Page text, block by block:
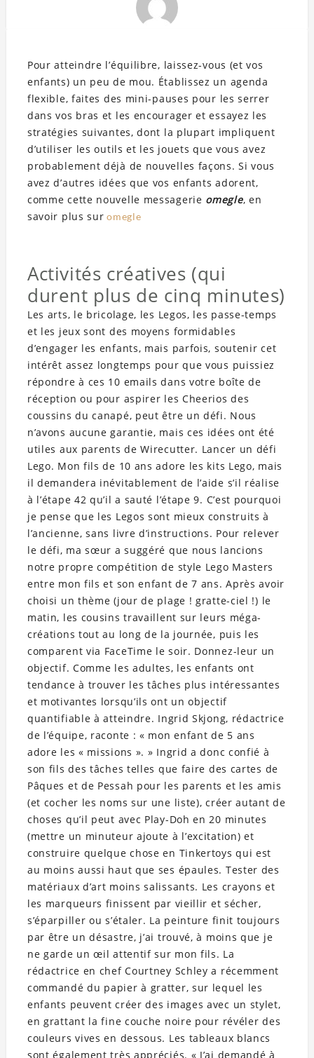
Pour atteindre l’équilibre, laissez-vous (et vos
enfants) un peu de mou. Établissez un agenda
flexible, faites des mini-pauses pour les serrer
dans vos bras et les encourager et essayez les
stratégies suivantes, dont la plupart impliquent
d’utiliser les outils et les jouets que vous avez
probablement déjà de nouvelles façons. Si vous
avez d’autres idées que vos enfants adorent,
comme cette nouvelle messagerie omegle, en
savoir plus sur omegle
Activités créatives (qui
durent plus de cinq minutes)
Les arts, le bricolage, les Legos, les passe-temps
et les jeux sont des moyens formidables
d’engager les enfants, mais parfois, soutenir cet
intérêt assez longtemps pour que vous puissiez
répondre à ces 10 emails dans votre boîte de
réception ou pour aspirer les Cheerios des
coussins du canapé, peut être un défi. Nous
n’avons aucune garantie, mais ces idées ont été
utiles aux parents de Wirecutter. Lancer un défi
Lego. Mon fils de 10 ans adore les kits Lego, mais
il demandera inévitablement de l’aide s’il réalise
à l’étape 42 qu’il a sauté l’étape 9. C’est pourquoi
je pense que les Legos sont mieux construits à
l’ancienne, sans livre d’instructions. Pour relever
le défi, ma sœur a suggéré que nous lancions
notre propre compétition de style Lego Masters
entre mon fils et son enfant de 7 ans. Après avoir
choisi un thème (jour de plage ! gratte-ciel !) le
matin, les cousins travaillent sur leurs méga-
créations tout au long de la journée, puis les
comparent via FaceTime le soir. Donnez-leur un
objectif. Comme les adultes, les enfants ont
tendance à trouver les tâches plus intéressantes
et motivantes lorsqu’ils ont un objectif
quantifiable à atteindre. Ingrid Skjong, rédactrice
de l’équipe, raconte : « mon enfant de 5 ans
adore les « missions ». » Ingrid a donc confié à
son fils des tâches telles que faire des cartes de
Pâques et de Pessah pour les parents et les amis
(et cocher les noms sur une liste), créer autant de
choses qu’il peut avec Play-Doh en 20 minutes
(mettre un minuteur ajoute à l’excitation) et
construire quelque chose en Tinkertoys qui est
au moins aussi haut que ses épaules. Tester des
matériaux d’art moins salissants. Les crayons et
les marqueurs finissent par vieillir et sécher,
s’éparpiller ou s’étaler. La peinture finit toujours
par être un désastre, j’ai trouvé, à moins que je
ne garde un œil attentif sur mon fils. La
rédactrice en chef Courtney Schley a récemment
commandé du papier à gratter, sur lequel les
enfants peuvent créer des images avec un stylet,
en grattant la fine couche noire pour révéler des
couleurs vives en dessous. Les tableaux blancs
sont également très appréciés. « J’ai demandé à